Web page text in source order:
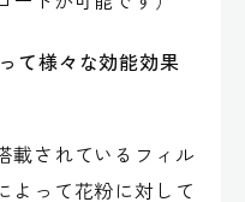
て様々な効能効果
載されているフィル
よって花粉に対して